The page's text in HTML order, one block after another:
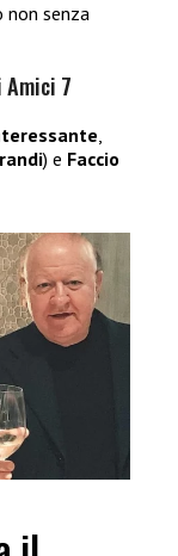
non senza
Amici 7
,
) e Faccio